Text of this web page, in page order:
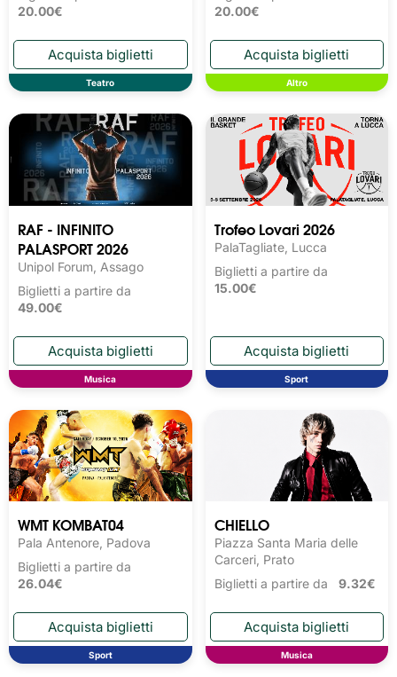
20.00€
Teatro
20.00€
Altro
RAF - INFINITO
PALASPORT 2026
Unipol Forum, Assago
Biglietti a partire da
49.00€
Musica
Trofeo Lovari 2026
PalaTagliate, Lucca
Biglietti a partire da
15.00€
Sport
WMT KOMBAT04
Pala Antenore, Padova
Biglietti a partire da
26.04€
Sport
CHIELLO
Piazza Santa Maria delle
Carceri, Prato
Biglietti a partire da 9.32€
Musica